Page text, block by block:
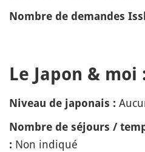
Nombre de demandes
Le Japon & moi
Niveau de japonais :
Nombre de séjours /
: Non indiqué